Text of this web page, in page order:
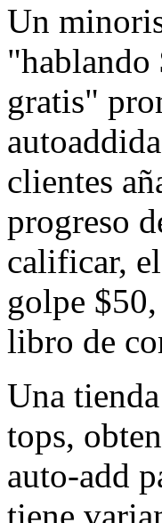
Un
"hablando
gratis"
clientes
progreso
calificar,
golpe
libro de
Una
tops,
auto-add
tiene